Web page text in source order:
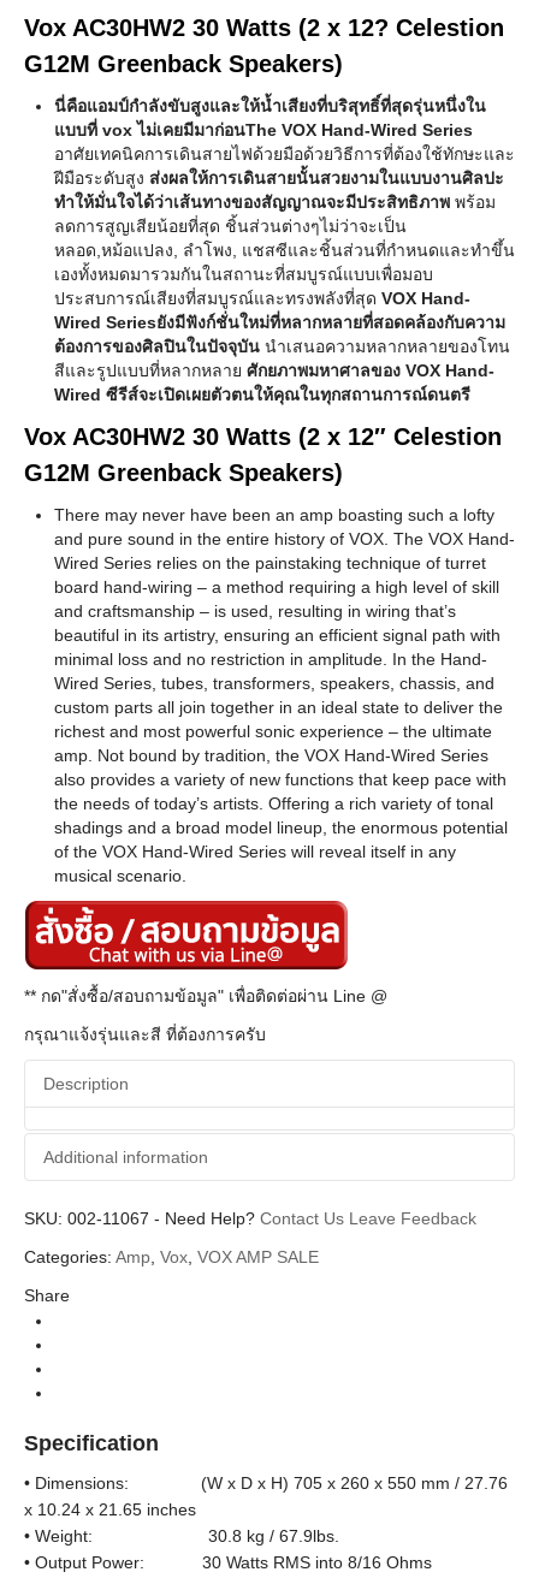
Vox AC30HW2 30 Watts (2 x 12? Celestion
G12M Greenback Speakers)
นี่คือแอมป์กำลังขับสูงและให้น้ำเสียงที่บริสุทธิ์ที่สุดรุ่นหนึ่งใน
แบบที่ vox ไม่เคยมีมาก่อนThe VOX Hand-Wired Series
อาศัยเทคนิคการเดินสายไฟด้วยมือด้วยวิธีการที่ต้องใช้ทักษะและ
ฝีมือระดับสูง ส่งผลให้การเดินสายนั้นสวยงามในแบบงานศิลปะ
ทำให้มั่นใจได้ว่าเส้นทางของสัญญาณจะมีประสิทธิภาพ พร้อม
ลดการสูญเสียน้อยที่สุด ชิ้นส่วนต่างๆไม่ว่าจะเป็น
หลอด,หม้อแปลง, ลำโพง, แชสซีและชิ้นส่วนที่กำหนดและทำขึ้น
เองทั้งหมดมารวมกันในสถานะที่สมบูรณ์แบบเพื่อมอบ
ประสบการณ์เสียงที่สมบูรณ์และทรงพลังที่สุด VOX Hand-
Wired Seriesยังมีฟังก์ชั่นใหม่ที่หลากหลายที่สอดคล้องกับความ
ต้องการของศิลปินในปัจจุบัน นำเสนอความหลากหลายของโทน
สีและรูปแบบที่หลากหลาย ศักยภาพมหาศาลของ VOX Hand-
Wired ซีรีส์จะเปิดเผยตัวตนให้คุณในทุกสถานการณ์ดนตรี
Vox AC30HW2 30 Watts (2 x 12″ Celestion
G12M Greenback Speakers)
There may never have been an amp boasting such a lofty
and pure sound in the entire history of VOX. The VOX Hand-
Wired Series relies on the painstaking technique of turret
board hand-wiring – a method requiring a high level of skill
and craftsmanship – is used, resulting in wiring that’s
beautiful in its artistry, ensuring an efficient signal path with
minimal loss and no restriction in amplitude. In the Hand-
Wired Series, tubes, transformers, speakers, chassis, and
custom parts all join together in an ideal state to deliver the
richest and most powerful sonic experience – the ultimate
amp. Not bound by tradition, the VOX Hand-Wired Series
also provides a variety of new functions that keep pace with
the needs of today’s artists. Offering a rich variety of tonal
shadings and a broad model lineup, the enormous potential
of the VOX Hand-Wired Series will reveal itself in any
musical scenario.
** กด"สั่งซื้อ/สอบถามข้อมูล" เพื่อติดต่อผ่าน Line @
กรุณาแจ้งรุ่นและสี ที่ต้องการครับ
Description
Additional information
Additional information
Brands Vox
SKU: 002-11067 - Need Help? Contact Us Leave Feedback
Categories: Amp Vox VOX AMP SALE
Share
Specification
• Dimensions: (W x D x H) 705 x 260 x 550 mm / 27.76
x 10.24 x 21.65 inches
• Weight: 30.8 kg / 67.9lbs.
• Output Power: 30 Watts RMS into 8/16 Ohms